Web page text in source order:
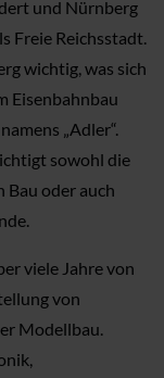
und Nürnberg
Freie Reichsstadt.
wichtig, was sich
Eisenbahnbau
„Adler“.
sowohl die
Bau oder auch
viele Jahre von
von
Modellbau.